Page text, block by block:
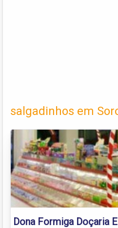
salgadinhos em
Dona Formiga Doçaria